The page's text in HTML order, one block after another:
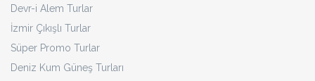
Devr-i Alem Turlar
İzmir Çıkışlı Turlar
Süper Promo Turlar
Deniz Kum Güneş Turları